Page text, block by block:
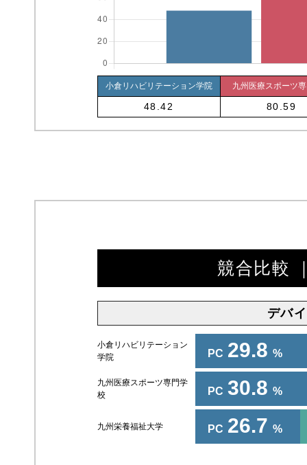
小倉リハビリテーション学院 九州医療スポーツ
48.42 80.59
競合比較
デバ
小倉リハビリテーション
学院
PC 29.8 %
九州医療スポーツ専門学
校
PC 30.8 %
九州栄養福祉大学 PC 26.7 %